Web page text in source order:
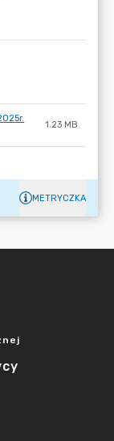
1.23 MB
METRYCZKA